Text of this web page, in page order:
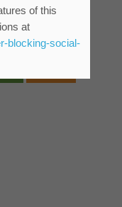
of this
at
blocking-social-